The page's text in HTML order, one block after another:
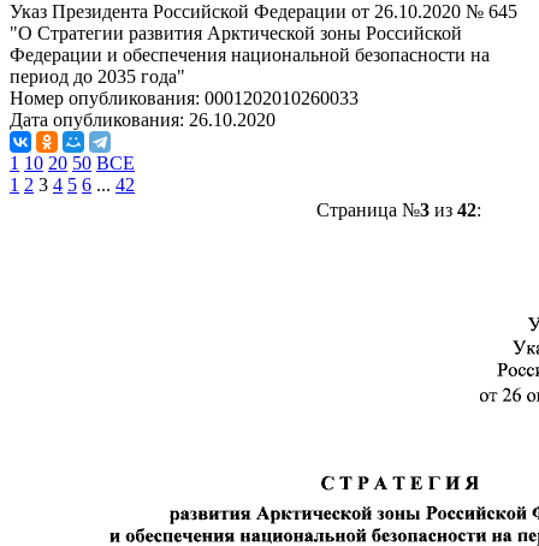
Указ Президента Российской Федерации от 26.10.2020 № 645
"О Стратегии развития Арктической зоны Российской
Федерации и обеспечения национальной безопасности на
период до 2035 года"
Номер опубликования: 0001202010260033
Дата опубликования: 26.10.2020
1 10 20 50 ВСЕ
1 2 3 4 5 6 ... 42
Страница №3из 42: